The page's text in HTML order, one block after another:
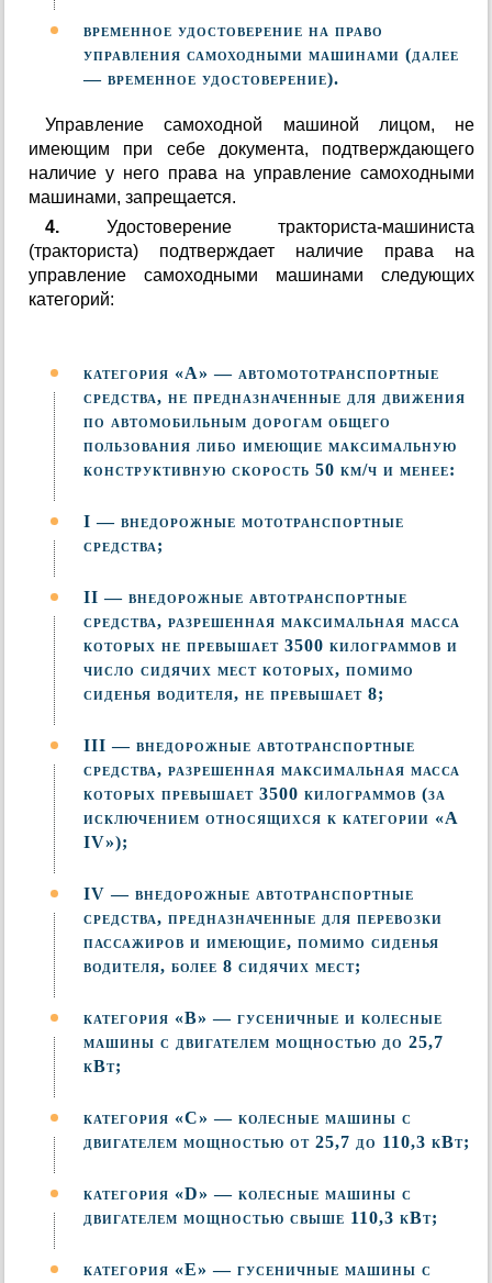
временное удостоверение на право
управления самоходными машинами (далее
— временное удостоверение).
Управление самоходной машиной лицом, не
имеющим при себе документа, подтверждающего
наличие у него права на управление самоходными
машинами, запрещается.
4. Удостоверение тракториста-машиниста
(тракториста) подтверждает наличие права на
управление самоходными машинами следующих
категорий:
категория «А» — автомототранспортные
средства, не предназначенные для движения
по автомобильным дорогам общего
пользования либо имеющие максимальную
конструктивную скорость 50 км/ч и менее:
I — внедорожные мототранспортные
средства;
II — внедорожные автотранспортные
средства, разрешенная максимальная масса
которых не превышает 3500 килограммов и
число сидячих мест которых, помимо
сиденья водителя, не превышает 8;
III — внедорожные автотранспортные
средства, разрешенная максимальная масса
которых превышает 3500 килограммов (за
исключением относящихся к категории «А
IV»);
IV — внедорожные автотранспортные
средства, предназначенные для перевозки
пассажиров и имеющие, помимо сиденья
водителя, более 8 сидячих мест;
категория «В» — гусеничные и колесные
машины с двигателем мощностью до 25,7
кВт;
категория «С» — колесные машины с
двигателем мощностью от 25,7 до 110,3 кВт;
категория «D» — колесные машины с
двигателем мощностью свыше 110,3 кВт;
категория «Е» — гусеничные машины с